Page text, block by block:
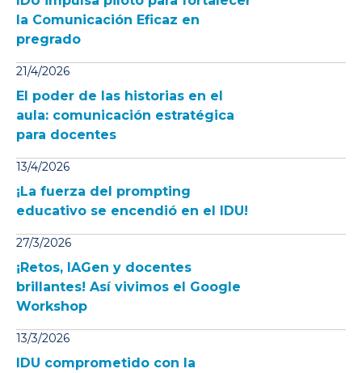
la Comunicación Eficaz en
pregrado
21/4/2026
El poder de las historias en el
aula: comunicación estratégica
para docentes
13/4/2026
¡La fuerza del prompting
educativo se encendió en el IDU!
27/3/2026
¡Retos, IAGen y docentes
brillantes! Así vivimos el Google
Workshop
13/3/2026
IDU comprometido con la